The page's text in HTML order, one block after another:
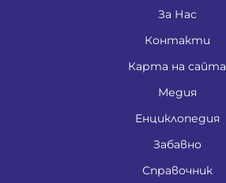
За Нас
Контакти
Карта на сайта
Медия
Енциклопедия
Забавно
Справочник